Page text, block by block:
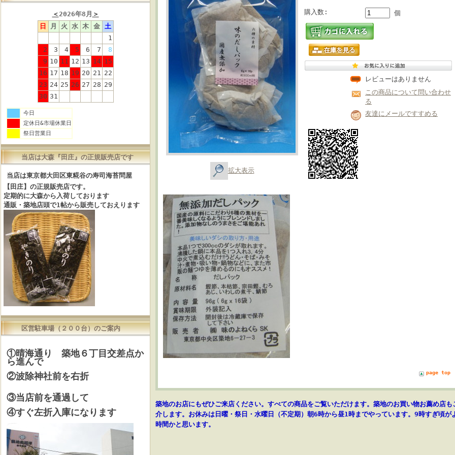
＜2026年8月 ＞
日
月 火 水 木 金
土
1
2
3 4 5 6 7
8
9 10 11 12 13 14 15
16 17 18 19 20 21 22
23 24 25 26 27 28 29
30 31
今日
定休日&市場休業日
祭日営業日
当店は大森『田庄』の正規販売店です
当店は東京都大田区東糀谷の寿司海苔問屋
【田庄】の正規販売店です。
定期的に大森から入荷しております
通販・築地店頭で1帖から販売しておえります
区営駐車場（２００台）のご案内
①晴海通り 築地６丁目交差点か
ら進んで
②波除神社前を右折
③当店前を通過して
④すぐ左折入庫になります
拡大表示
購入数: 個
レビューはありません
この商品について問い合わせ
る
友達にメールですすめる
page top
築地のお店にもぜひご来店ください。すべての商品をご覧いただけます。築地のお買い物お薦め店も
介します。お休みは日曜・祭日・水曜日（不定期）朝6時から昼1時までやっています。9時すぎ頃が
時間かと思います。